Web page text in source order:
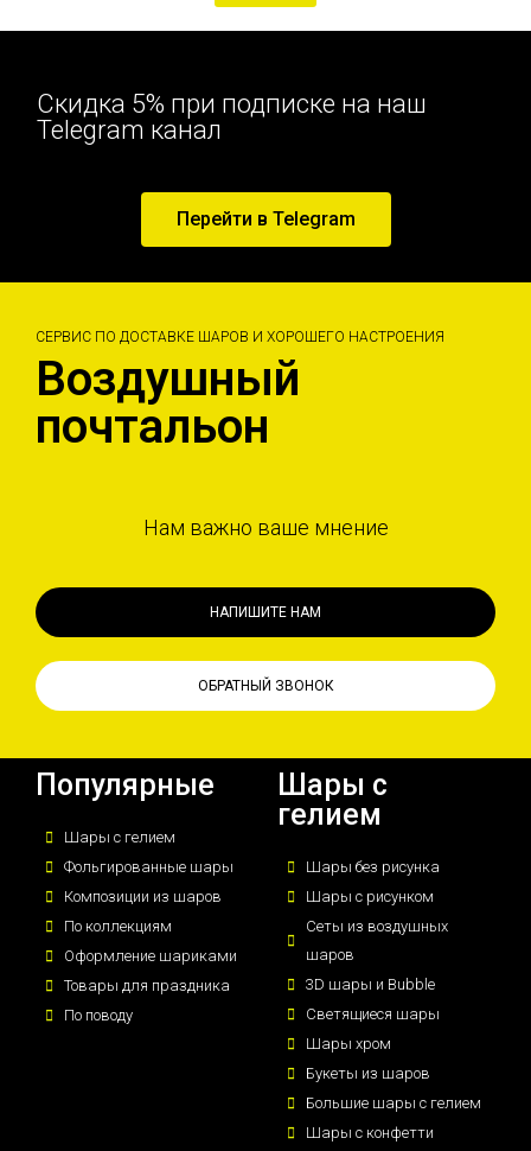
Скидка 5% при подписке на наш
Telegram канал
Перейти в Telegram
СЕРВИС ПО ДОСТАВКЕ ШАРОВ И ХОРОШЕГО НАСТРОЕНИЯ
Воздушный
почтальон
Нам важно ваше мнение
НАПИШИТЕ НАМ
ОБРАТНЫЙ ЗВОНОК
Популярные
Шары с гелием
Фольгированные шары
Композиции из шаров
По коллекциям
Оформление шариками
Товары для праздника
По поводу
Шары с
гелием
Шары без рисунка
Шары с рисунком
Сеты из воздушных
шаров
3D шары и Bubble
Светящиеся шары
Шары хром
Букеты из шаров
Большие шары с гелием
Шары с конфетти